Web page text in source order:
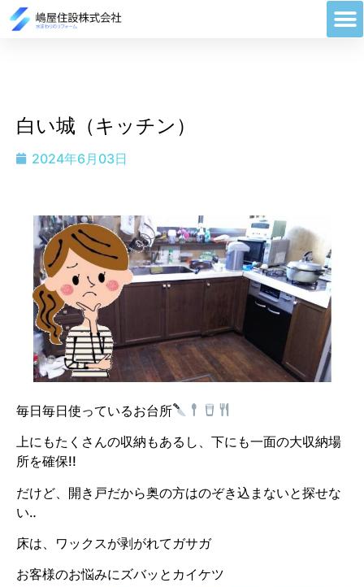
白い城（キッチン）
2024年6月03日
毎日毎日使っているお台所
上にもたくさんの収納もあるし、下にも一面の大収納場
所を確保!!
だけど、開き戸だから奥の方はのぞき込まないと探せな
い‥
床は、ワックスが剥がれてガサガ
お客様のお悩みにズバッとカイケツ